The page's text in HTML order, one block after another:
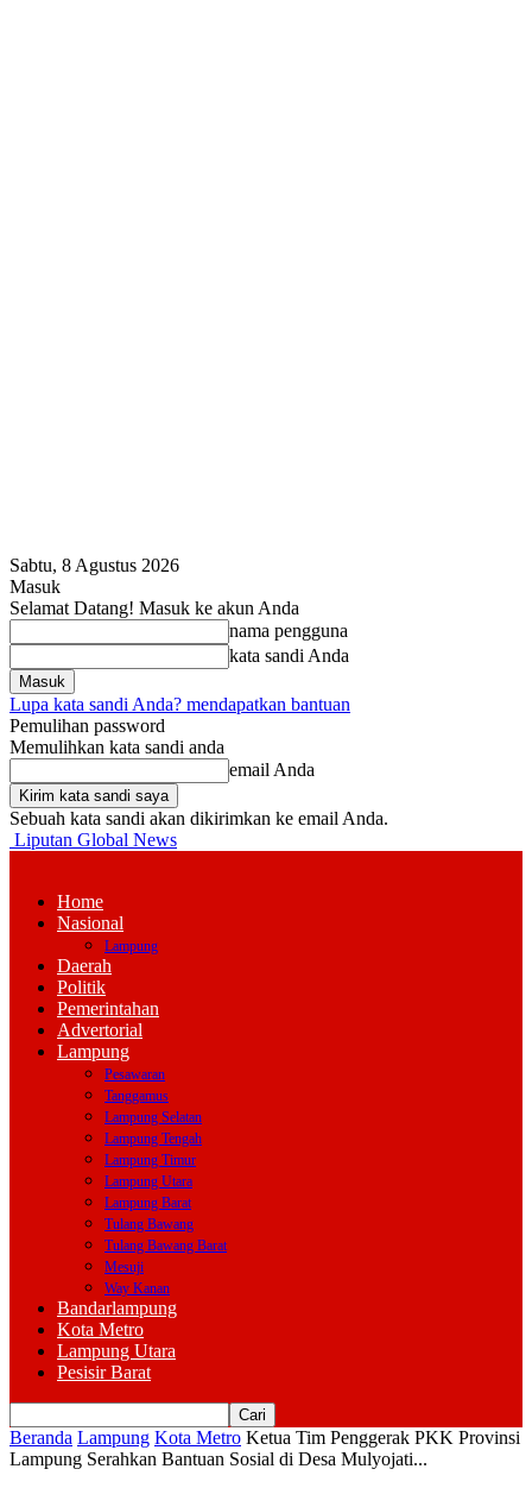
Sabtu, 8 Agustus 2026
Masuk
Selamat Datang! Masuk ke akun Anda
nama pengguna
kata sandi Anda
Lupa kata sandi Anda? mendapatkan bantuan
Pemulihan password
Memulihkan kata sandi anda
email Anda
Sebuah kata sandi akan dikirimkan ke email Anda.
Liputan Global News
Home
Nasional
Lampung
Daerah
Politik
Pemerintahan
Advertorial
Lampung
Pesawaran
Tanggamus
Lampung Selatan
Lampung Tengah
Lampung Timur
Lampung Utara
Lampung Barat
Tulang Bawang
Tulang Bawang Barat
Mesuji
Way Kanan
Bandarlampung
Kota Metro
Lampung Utara
Pesisir Barat
Beranda Lampung Kota Metro Ketua Tim Penggerak PKK Provinsi
Lampung Serahkan Bantuan Sosial di Desa Mulyojati...